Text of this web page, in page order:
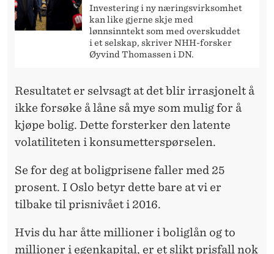
Investering i ny næringsvirksomhet
kan like gjerne skje med
lønnsinntekt som med overskuddet
i et selskap, skriver NHH-forsker
Øyvind Thomassen i DN.
Resultatet er selvsagt at det blir irrasjonelt å
ikke forsøke å låne så mye som mulig for å
kjøpe bolig. Dette forsterker den latente
volatiliteten i konsumetterspørselen.
Se for deg at boligprisene faller med 25
prosent. I Oslo betyr dette bare at vi er
tilbake til prisnivået i 2016.
Hvis du har åtte millioner i boliglån og to
millioner i egenkapital, er et slikt prisfall nok